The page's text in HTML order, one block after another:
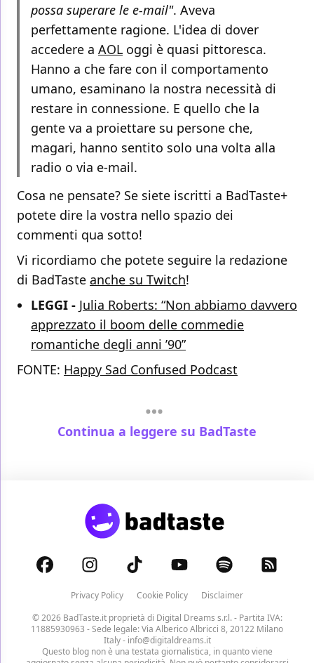
possa superare le e-mail". Aveva
perfettamente ragione. L'idea di dover
accedere a AOL oggi è quasi pittoresca.
Hanno a che fare con il comportamento
umano, esaminano la nostra necessità di
restare in connessione. E quello che la
gente va a proiettare su persone che,
magari, hanno sentito solo una volta alla
radio o via e-mail.
Cosa ne pensate? Se siete iscritti a BadTaste+
potete dire la vostra nello spazio dei
commenti qua sotto!
Vi ricordiamo che potete seguire la redazione
di BadTaste anche su Twitch!
LEGGI - Julia Roberts: “Non abbiamo davvero
apprezzato il boom delle commedie
romantiche degli anni ’90”
FONTE: Happy Sad Confused Podcast
Continua a leggere su BadTaste
Privacy Policy Cookie Policy
Disclaimer
© 2026 BadTaste.it proprietà di Digital Dreams s.r.l.- Partita IVA:
11885930963 - Sede legale: Via Alberico Albricci 8, 20122 Milano
Italy - info@digitaldreams.it
Questo blog non è una testata giornalistica, in quanto viene